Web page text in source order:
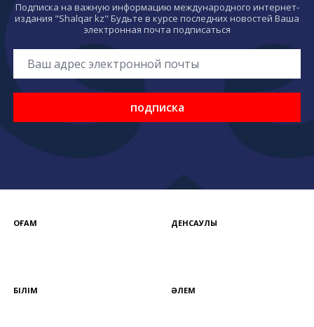
Подписка на важную информацию международного интернет-
издания "Shalqar kz" Будьте в курсе последних новостей Ваша
электронная почта подписаться
подписка
ҚОҒАМ ДЕНСАУЛЫҚ
БІЛІМ ӘЛЕМ